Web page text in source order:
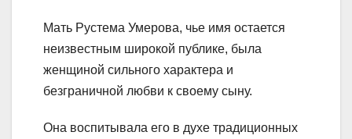
Мать Рустема Умерова, чье имя остается
неизвестным широкой публике, была
женщиной сильного характера и
безграничной любви к своему сыну.
Она воспитывала его в духе традиционных